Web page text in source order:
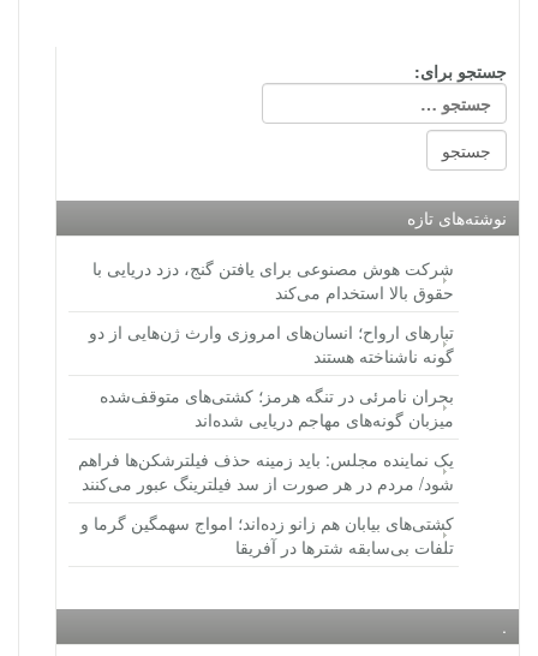
جستجو برای:
نوشته‌های تازه
شرکت هوش مصنوعی برای یافتن گنج، دزد دریایی با
حقوق بالا استخدام می‌کند
تبارهای ارواح؛ انسان‌های امروزی وارث ژن‌هایی از دو
گونه ناشناخته هستند
بحران نامرئی در تنگه هرمز؛ کشتی‌های متوقف‌شده
میزبان گونه‌های مهاجم دریایی شده‌اند
یک نماینده مجلس: باید زمینه حذف فیلترشکن‌ها فراهم
شود/ مردم در هر صورت از سد فیلترینگ عبور می‌کنند
کشتی‌های بیابان هم زانو زده‌اند؛ امواج سهمگین گرما و
تلفات بی‌سابقه شترها در آفریقا
.